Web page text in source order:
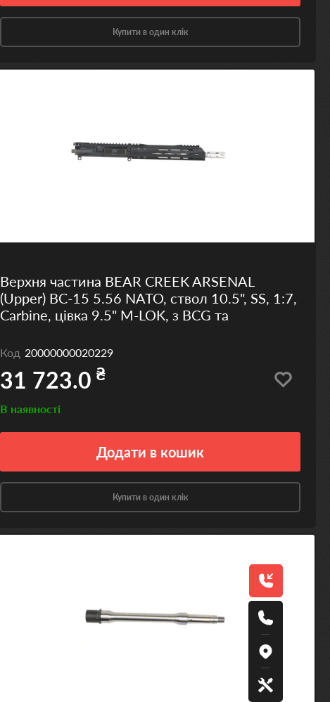
Купити в один клік
Верхня частина BEAR CREEK ARSENAL
(Upper) BC-15 5.56 NATO, ствол 10.5", SS, 1:7,
Carbine, цівка 9.5" M-LOK, з BCG та
Код 20000000020229
31 723.0 ₴
В наявності
Додати в кошик
Купити в один клік